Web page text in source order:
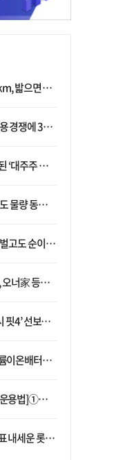
XC60 T8의 두 얼굴
나 등 새 얼굴 대거 합류
나무 결합도 영향권
선두 수성 ‘시험대’
세부담에 이익 증발
45곳 ‘족벌경영’ 고착화
생태계 확장 ‘시동’
코프로, 상용화 속도낸다
동산 담보대출로 투자재원 확보”
기 ‘오카도’ 시험대